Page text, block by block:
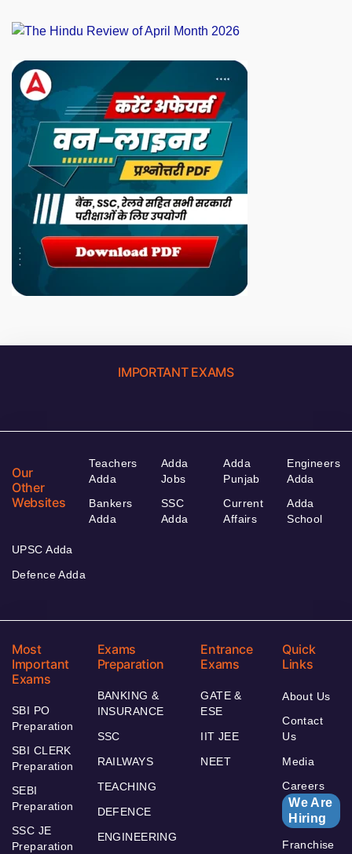
IMPORTANT EXAMS
Our
Other
Websites
Teachers
Adda
Bankers
Adda
Adda
Jobs
SSC
Adda
Adda
Punjab
Current
Affairs
Engineers
Adda
Adda
School
UPSC Adda
Defence Adda
Most
Important
Exams
SBI PO
Preparation
SBI CLERK
Preparation
SEBI
Preparation
SSC JE
Preparation
Exams
Preparation
BANKING &
INSURANCE
SSC
RAILWAYS
TEACHING
DEFENCE
ENGINEERING
Entrance
Exams
GATE &
ESE
IIT JEE
NEET
Quick
Links
About Us
Contact
Us
Media
Careers
We Are
Hiring
Franchise